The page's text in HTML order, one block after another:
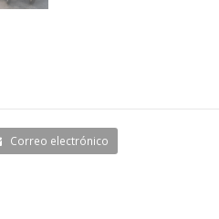
Correo electrónico